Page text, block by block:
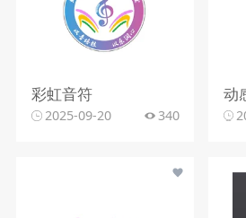
彩虹音符
2025-09-20 340
动